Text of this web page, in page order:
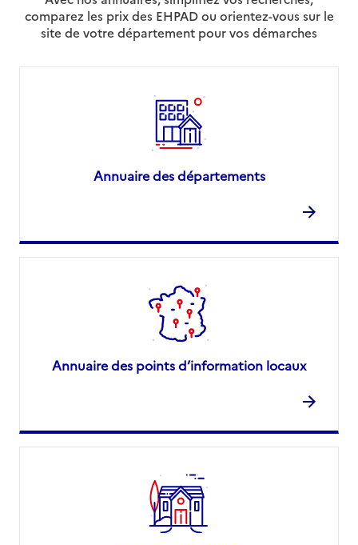
comparez les prix des EHPAD ou orientez-vous sur le
site de votre département pour vos démarches
Annuaire des départements
Annuaire des points d’information locaux